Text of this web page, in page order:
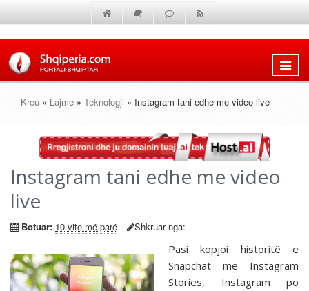
Shfaq
Kreu » Lajme » Teknologji » Instagram tani edhe me video live
Instagram tani edhe me video
live
Botuar: 10 vite më parë Shkruar nga:
Pasi kopjoi historitë e
Snapchat me Instagram
Stories, Instagram po